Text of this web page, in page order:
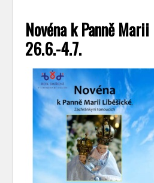
Novéna k Panně
26.6.-4.7.